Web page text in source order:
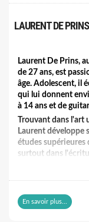
LAURENT DE
Laurent De Prins,
de 27 ans, est
âge. Adolescent, il
qui lui donnent
à 14 ans et de
Trouvant dans l'art
Laurent développe
études supérieures
surtout dans
Ses chansons, à la
introspectifs.
En savoir plus...